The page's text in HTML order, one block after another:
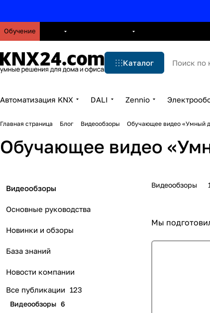
Обучение
Каталог
Автоматизация KNX DALI Zennio
Главная страница Блог Видеообзоры Обучающее видео «Умный
Обучающее видео
Видеообзоры
Мы
Видеообзоры
Основные руководства
Новинки и обзоры
База знаний
Новости компании
Все публикации 123
Видеообзоры 6